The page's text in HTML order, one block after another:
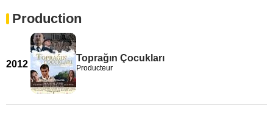
Production
2012
Toprağın Çocukları
Producteur